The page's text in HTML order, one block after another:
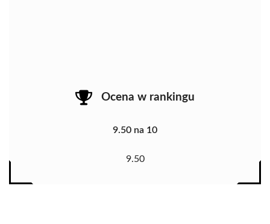
Ocena w rankingu
9.50 na 10
9.50